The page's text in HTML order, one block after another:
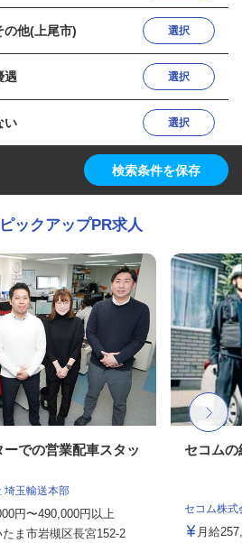
の他(上尾市) 選択
遇 選択
い 選択
検索条件を保存
ックアップPR求人
ーでの営業配車スタッ
埼玉輸送本部
円〜490,000円以上
ま市岩槻区長宮152-2
セコムの
セコム株式
月給